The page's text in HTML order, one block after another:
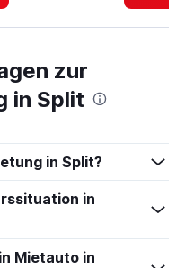
zur
in Split
in Split?
in
Mietauto in